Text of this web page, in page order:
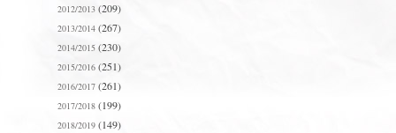
2012/2013(209)
2013/2014(267)
2014/2015(230)
2015/2016(251)
2016/2017(261)
2017/2018(199)
2018/2019(149)